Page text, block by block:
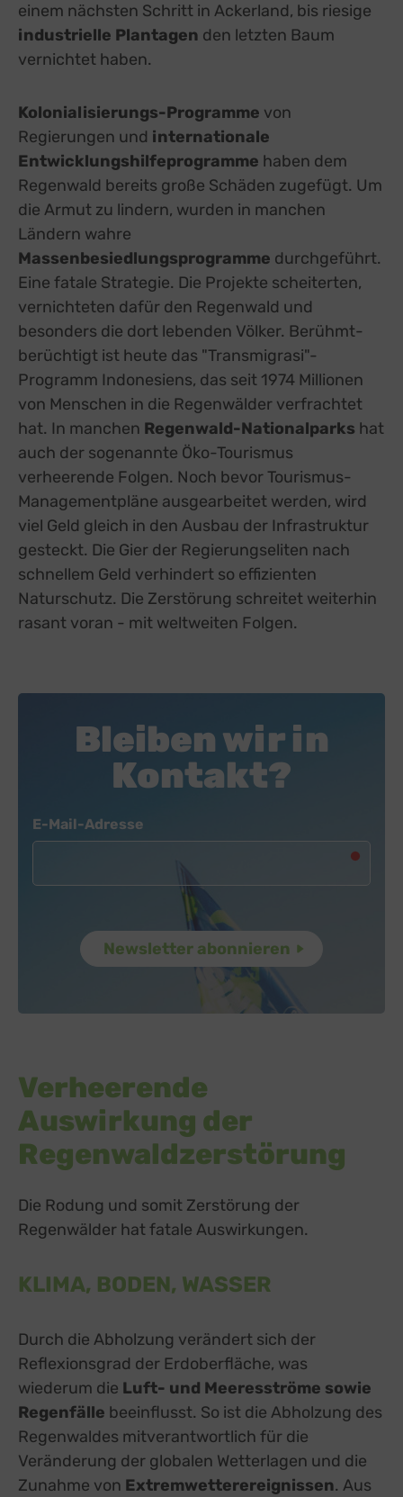
einem nächsten Schritt in Ackerland, bis riesige
industrielle Plantagen den letzten Baum
vernichtet haben.
Kolonialisierungs-Programme von
Regierungen und internationale
Entwicklungshilfeprogramme haben dem
Regenwald bereits große Schäden zugefügt. Um
die Armut zu lindern, wurden in manchen
Ländern wahre
Massenbesiedlungsprogramme durchgeführt.
Eine fatale Strategie. Die Projekte scheiterten,
vernichteten dafür den Regenwald und
besonders die dort lebenden Völker. Berühmt-
berüchtigt ist heute das "Transmigrasi"-
Programm Indonesiens, das seit 1974 Millionen
von Menschen in die Regenwälder verfrachtet
hat. In manchen Regenwald-Nationalparks hat
auch der sogenannte Öko-Tourismus
verheerende Folgen. Noch bevor Tourismus-
Managementpläne ausgearbeitet werden, wird
viel Geld gleich in den Ausbau der Infrastruktur
gesteckt. Die Gier der Regierungseliten nach
schnellem Geld verhindert so effizienten
Naturschutz. Die Zerstörung schreitet weiterhin
rasant voran - mit weltweiten Folgen.
Bleiben wir in
Kontakt?
E-Mail-Adresse
Verheerende
Auswirkung der
Regenwaldzerstörung
Die Rodung und somit Zerstörung der
Regenwälder hat fatale Auswirkungen.
KLIMA, BODEN, WASSER
Durch die Abholzung verändert sich der
Reflexionsgrad der Erdoberfläche, was
wiederum die Luft- und Meeresströme sowie
Regenfälle beeinflusst. So ist die Abholzung des
Regenwaldes mitverantwortlich für die
Veränderung der globalen Wetterlagen und die
Zunahme von Extremwetterereignissen. Aus